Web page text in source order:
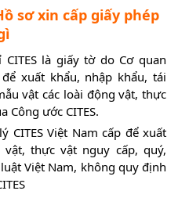
sơ xin cấp giấy phép
CITES là giấy tờ do Cơ quan
xuất khẩu, nhập khẩu, tái
vật các loài động vật, thực
Công ước CITES.
CITES Việt Nam cấp để xuất
thực vật nguy cấp, quý,
Việt Nam, không quy định